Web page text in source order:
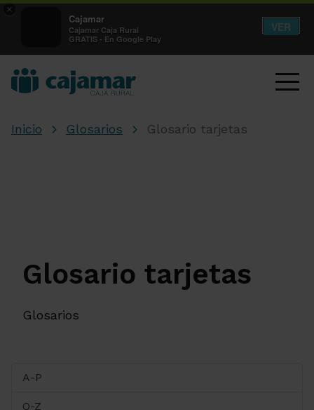
×
Cajamar
Cajamar Caja Rural
GRATIS - En Google Play
VER
Inicio Glosarios Glosario tarjetas
Glosario tarjetas
Glosarios
A-P
Q-Z